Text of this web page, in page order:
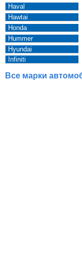
Haval
Hawtai
Honda
Hummer
Hyundai
Infiniti
Все марки